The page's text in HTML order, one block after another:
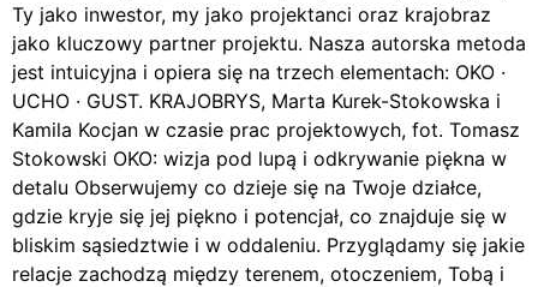
Ty jako inwestor, my jako projektanci oraz krajobraz
jako kluczowy partner projektu. Nasza autorska metoda
jest intuicyjna i opiera się na trzech elementach: OKO ·
UCHO · GUST. KRAJOBRYS, Marta Kurek-Stokowska i
Kamila Kocjan w czasie prac projektowych, fot. Tomasz
Stokowski OKO: wizja pod lupą i odkrywanie piękna w
detalu Obserwujemy co dzieje się na Twoje działce,
gdzie kryje się jej piękno i potencjał, co znajduje się w
bliskim sąsiedztwie i w oddaleniu. Przyglądamy się jakie
relacje zachodzą między terenem, otoczeniem, Tobą i